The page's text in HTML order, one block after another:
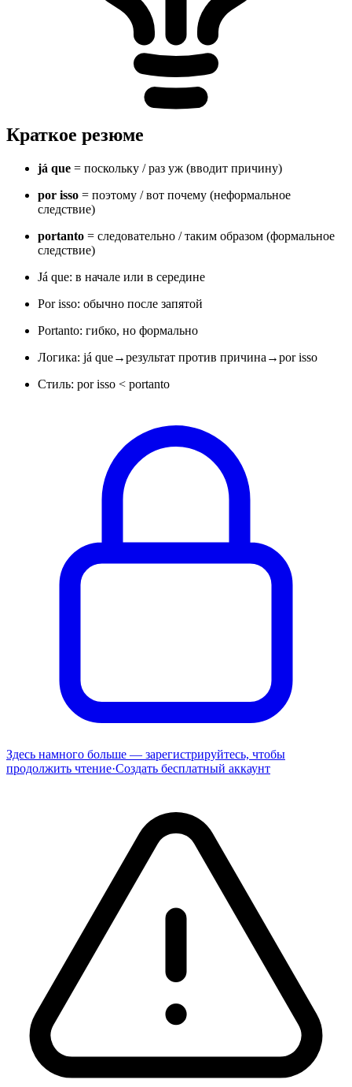
Краткое резюме
já que = поскольку / раз уж (вводит причину)
por isso = поэтому / вот почему (неформальное
следствие)
portanto = следовательно / таким образом (формальное
следствие)
Já que: в начале или в середине
Por isso: обычно после запятой
Portanto: гибко, но формально
Логика: já que→результат против причина→por isso
Стиль: por isso < portanto
Здесь намного больше — зарегистрируйтесь, чтобы
продолжить чтение·Создать бесплатный аккаунт